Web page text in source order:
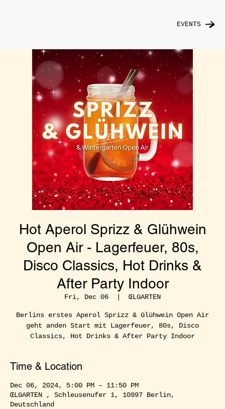
EVENTS
Hot Aperol Sprizz & Glühwein
Open Air - Lagerfeuer, 80s,
Disco Classics, Hot Drinks &
After Party Indoor
Fri, Dec 06
  |
ŒLGARTEN
Berlins erstes Aperol Sprizz & Glühwein Open Air
geht anden Start mit Lagerfeuer, 80s, Disco
Classics, Hot Drinks & After Party Indoor
Time & Location
Dec 06, 2024, 5:00 PM – 11:50 PM
ŒLGARTEN , Schleusenufer 1, 10997 Berlin,
Deutschland